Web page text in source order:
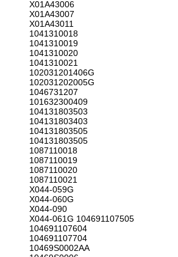
X01A43006
X01A43007
X01A43011
1041310018
1041310019
1041310020
1041310021
102031201406G
102031202005G
1046731207
101632300409
104131803503
104131803403
104131803505
104131803505
1087110018
1087110019
1087110020
1087110021
X044-059G
X044-060G
X044-090
X044-061G 104691107505
104691107604
104691107704
10469S0002AA